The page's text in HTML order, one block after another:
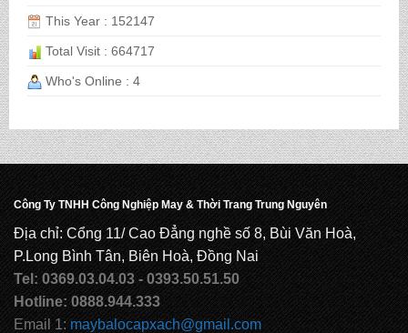
CẶP HỌC SINH MS: TN 5016
CẶP HỌC SINH MS: TN 5015
CẶP HỌC SINH MS: TN 5014
CẶP HỌC SINH MS: TN 5013
This Year : 152147
Total Visit : 664717
Who's Online : 4
Công Ty TNHH Công Nghiệp May & Thời Trang Trung Nguyên
Địa chỉ: Cổng 11/ Cao Đẳng nghề số 8, Bùi Văn Hoà,
P.Long Bình Tân, Biên Hoà, Đồng Nai
Tel: 0369.03.04.03 - 0393.50.51.50
Hotline: 0888.944.333
Email 1: maybalocapxach@gmail.com